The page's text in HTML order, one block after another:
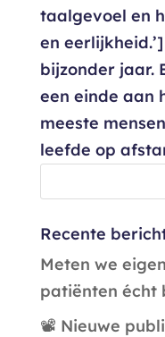
taalgevoel en
en
bijzonder jaar.
een einde aan
meeste
leefde op
Recente
Meten we
patiënten écht
📽️ Nieuwe